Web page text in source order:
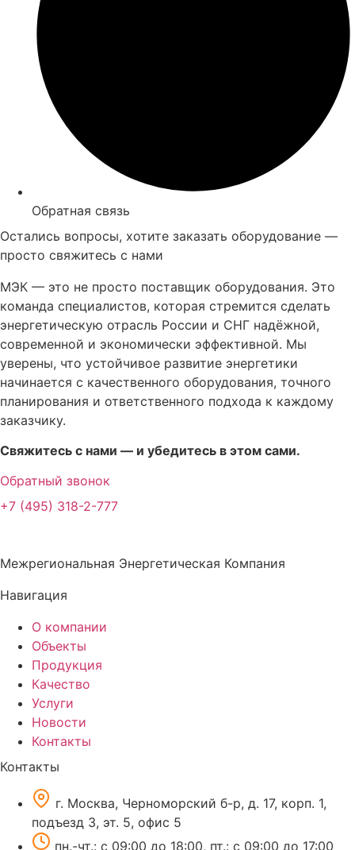
Обратная связь
Остались вопросы, хотите заказать оборудование —
просто свяжитесь с нами
МЭК — это не просто поставщик оборудования. Это
команда специалистов, которая стремится сделать
энергетическую отрасль России и СНГ надёжной,
современной и экономически эффективной. Мы
уверены, что устойчивое развитие энергетики
начинается с качественного оборудования, точного
планирования и ответственного подхода к каждому
заказчику.
Свяжитесь с нами — и убедитесь в этом сами.
Обратный звонок
+7 (495) 318-2-777
Межрегиональная Энергетическая Компания
Навигация
О компании
Объекты
Продукция
Качество
Услуги
Новости
Контакты
Контакты
г. Москва, Черноморский б-р, д. 17, корп. 1,
подъезд 3, эт. 5, офис 5
пн.-чт.: c 09:00 до 18:00, пт.: c 09:00 до 17:00